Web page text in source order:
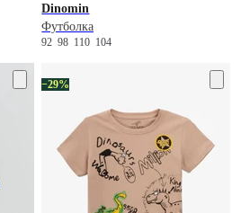
Dinomin
Футболка
9298 110 104
−29%